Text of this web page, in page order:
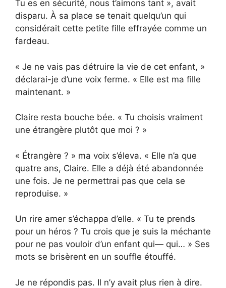
Tu es en sécurité, nous t’aimons tant », avait
disparu. À sa place se tenait quelqu’un qui
considérait cette petite fille effrayée comme un
fardeau.
« Je ne vais pas détruire la vie de cet enfant, »
déclarai-je d’une voix ferme. « Elle est ma fille
maintenant. »
Claire resta bouche bée. « Tu choisis vraiment
une étrangère plutôt que moi ? »
« Étrangère ? » ma voix s’éleva. « Elle n’a que
quatre ans, Claire. Elle a déjà été abandonnée
une fois. Je ne permettrai pas que cela se
reproduise. »
Un rire amer s’échappa d’elle. « Tu te prends
pour un héros ? Tu crois que je suis la méchante
pour ne pas vouloir d’un enfant qui— qui… » Ses
mots se brisèrent en un souffle étouffé.
Je ne répondis pas. Il n’y avait plus rien à dire.